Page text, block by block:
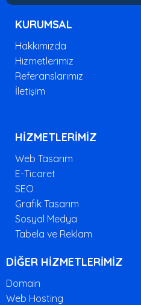
KURUMSAL
Hakkımızda
Hizmetlerimiz
Referanslarımız
İletişim
HİZMETLERİMİZ
Web Tasarım
E-Ticaret
SEO
Grafik Tasarım
Sosyal Medya
Tabela ve Reklam
DİĞER HİZMETLERİMİZ
Domain
Web Hosting